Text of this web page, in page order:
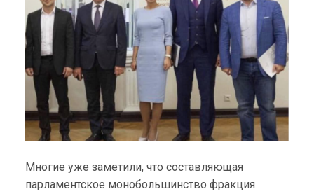
Многие уже заметили, что составляющая
парламентское монобольшинство фракция